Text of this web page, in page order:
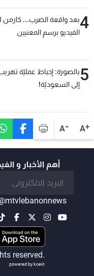
A+
A-
4بعد واقعة الضرب...
الفيديو برسم المعنيين
5بالصورة: إحباط عمليّة
إلى السعوديّة!
أهم الأخبار و
reserved.
powered by koein